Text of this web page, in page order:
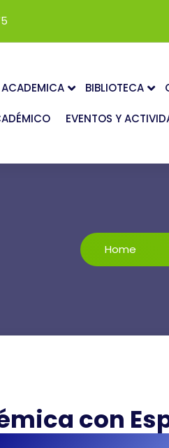
ACADEMICA BIBLIOTECA
EVENTOS Y
Home
con